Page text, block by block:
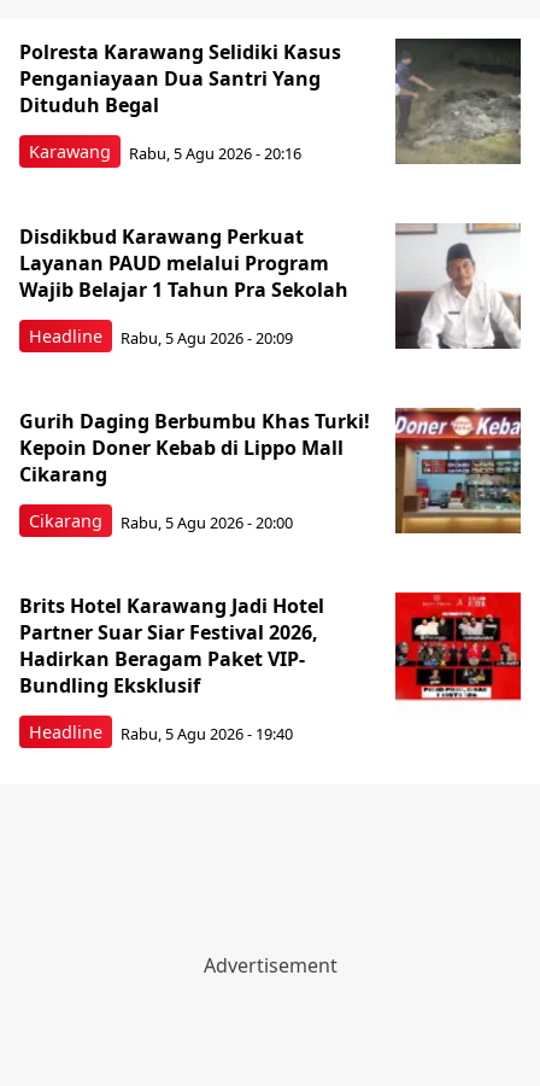
Karawang
Polresta Karawang Selidiki Kasus
Penganiayaan Dua Santri Yang
Dituduh Begal
Rabu, 5 Agu 2026 - 20:16
Headline
Disdikbud Karawang Perkuat
Layanan PAUD melalui Program
Wajib Belajar 1 Tahun Pra Sekolah
Rabu, 5 Agu 2026 - 20:09
Cikarang
Gurih Daging Berbumbu Khas Turki!
Kepoin Doner Kebab di Lippo Mall
Cikarang
Rabu, 5 Agu 2026 - 20:00
Headline
Brits Hotel Karawang Jadi Hotel
Partner Suar Siar Festival 2026,
Hadirkan Beragam Paket VIP-
Bundling Eksklusif
Rabu, 5 Agu 2026 - 19:40